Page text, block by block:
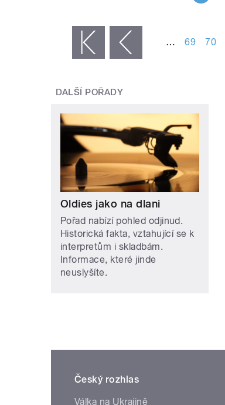
‹ předchozí … 69 70
DALŠÍ POŘADY
Oldies jako na dlani
Pořad nabízí pohled odjinud.
Historická fakta, vztahující se k
interpretům i skladbám.
Informace, které jinde
neuslyšíte.
Český rozhlas
Válka na Ukrajině